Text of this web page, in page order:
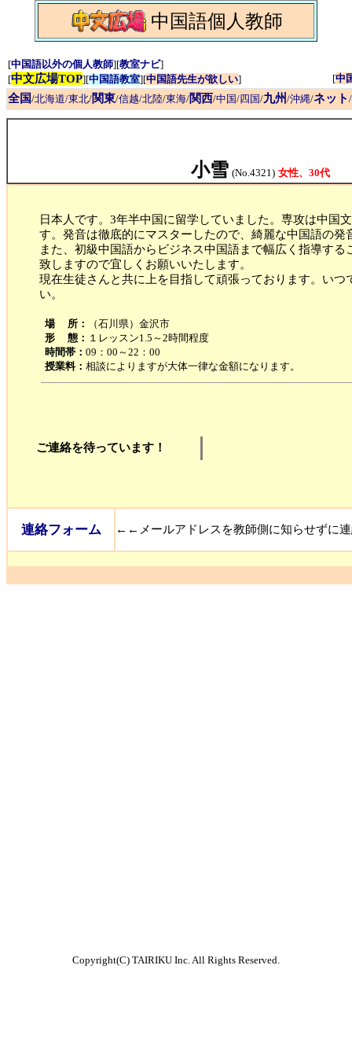
中国語個人教師
[中国語以外の個人教師][教室ナビ]
[中文広場TOP][中国語教室][中国語先生が欲しい] [中
全国/北海道/東北/関東/信越/北陸/東海/関西/中国/四国/九州/沖縄/ネット
小雪 (No.4321) 女性、30代
日本人です。3年半中国に留学していました。専攻は中国
す。発音は徹底的にマスターしたので、綺麗な中国語の発
また、初級中国語からビジネス中国語まで幅広く指導す
致しますので宜しくお願いいたします。
現在生徒さんと共に上を目指して頑張っております。いつ
い。
場 所：
（石川県）金沢市
形 態： １レッスン1.5～2時間程度
時間帯： 09：00～22：00
授業料： 相談によりますが大体一律な金額になります。
ご連絡を待っています！
連絡フォーム ←←メールアドレスを教師側に知らせずに
Copyright(C) TAIRIKU Inc. All Rights Reserved.